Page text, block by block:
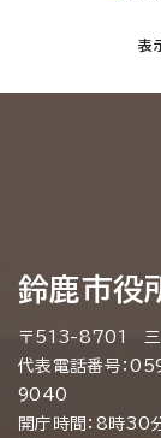
表
鈴鹿市役
〒513-8701 三
代表電話番号：
9040
開庁時間：8時30